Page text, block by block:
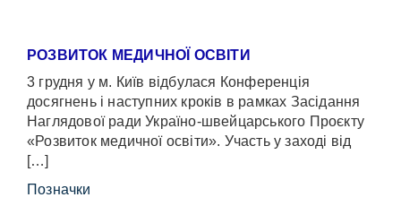
РОЗВИТОК МЕДИЧНОЇ ОСВІТИ
3 грудня у м. Київ відбулася Конференція
досягнень і наступних кроків в рамках Засідання
Наглядової ради Україно-швейцарського Проєкту
«Розвиток медичної освіти». Участь у заході від
[…]
Позначки